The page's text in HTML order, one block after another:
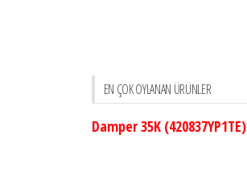
EN ÇOK OYLANAN ÜRÜNLER
Damper 35K (420837YP1TE)